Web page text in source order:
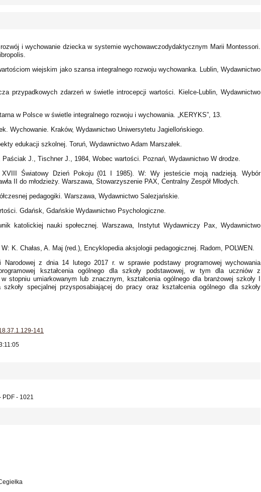
i wychowanie dziecka w systemie wychowawczodydaktycznym Marii Montessori.
wiejskim jako szansa integralnego rozwoju wychowanka. Lublin, Wydawnictwo
przypadkowych zdarzeń w świetle introcepcji wartości. Kielce-Lublin, Wydawnictwo
w Polsce w świetle integralnego rozwoju i wychowania. „KERYKS”, 13.
Wychowanie. Kraków, Wydawnictwo Uniwersytetu Jagiellońskiego.
edukacji szkolnej. Toruń, Wydawnictwo Adam Marszałek.
Paściak J., Tischner J., 1984, Wobec wartości. Poznań, Wydawnictwo W drodze.
Światowy Dzień Pokoju (01 I 1985). W: Wy jesteście moją nadzieją. Wybór
II do młodzieży. Warszawa, Stowarzyszenie PAX, Centralny Zespół Młodych.
pedagogiki. Warszawa, Wydawnictwo Salezjańskie.
Gdańsk, Gdańskie Wydawnictwo Psychologiczne.
katolickiej nauki społecznej. Warszawa, Instytut Wydawniczy Pax, Wydawnictwo
K. Chałas, A. Maj (red.), Encyklopedia aksjologii pedagogicznej. Radom, POLWEN.
Narodowej z dnia 14 lutego 2017 r. w sprawie podstawy programowej wychowania
kształcenia ogólnego dla szkoły podstawowej, w tym dla uczniów z
stopniu umiarkowanym lub znacznym, kształcenia ogólnego dla branżowej szkoły I
szkoły specjalnej przysposabiającej do pracy oraz kształcenia ogólnego dla szkoły
141
PDF - 1021